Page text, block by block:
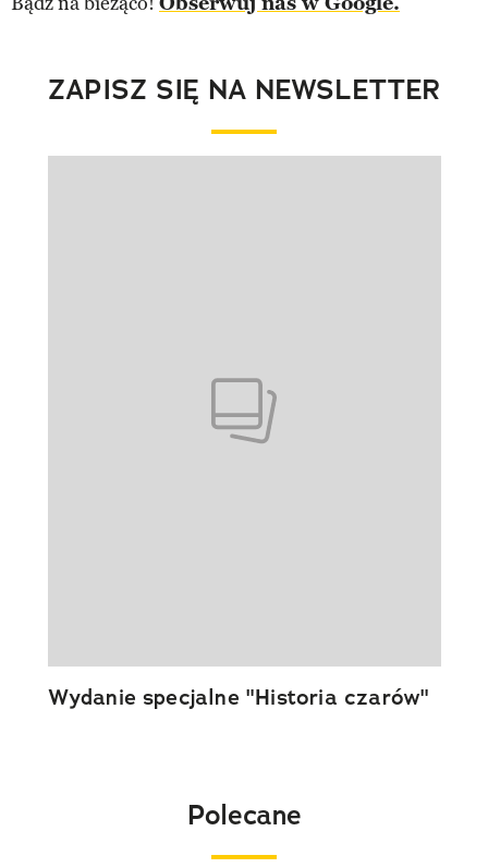
ZAPISZ SIĘ NA NEWSLETTER
Wydanie specjalne "Historia czarów"
Polecane